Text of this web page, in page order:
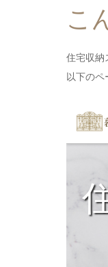
こ
住宅収納
以下のペ